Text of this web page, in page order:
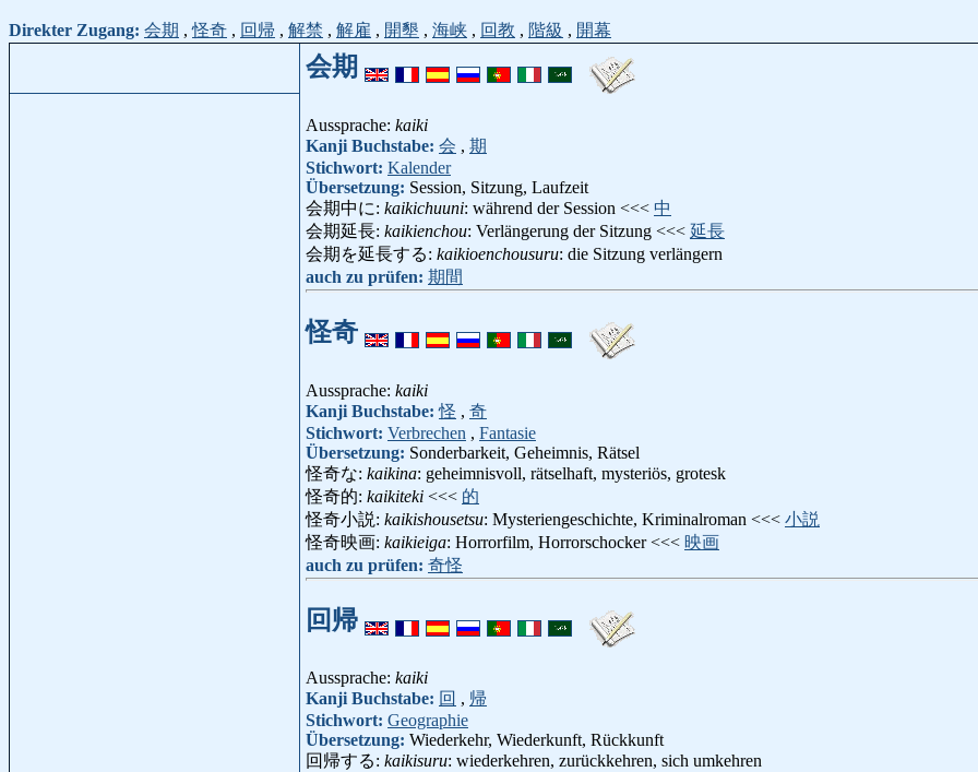
Direkter Zugang: 会期 ,怪奇 , 回帰 , 解禁 , 解雇 , 開墾 , 海峡 , 回教 , 階級 , 開幕
会期
Aussprache: kaiki
Kanji Buchstabe: 会 , 期
Stichwort: Kalender
Übersetzung: Session, Sitzung, Laufzeit
会期中に: kaikichuuni: während der Session <<< 中
会期延長: kaikienchou: Verlängerung der Sitzung <<< 延長
会期を延長する: kaikioenchousuru: die Sitzung verlängern
auch zu prüfen: 期間
怪奇
Aussprache: kaiki
Kanji Buchstabe:怪 , 奇
Stichwort: Verbrechen , Fantasie
Übersetzung: Sonderbarkeit, Geheimnis, Rätsel
怪奇な: kaikina: geheimnisvoll, rätselhaft, mysteriös, grotesk
怪奇的: kaikiteki <<< 的
怪奇小説: kaikishousetsu: Mysteriengeschichte, Kriminalroman <<< 小説
怪奇映画: kaikieiga: Horrorfilm, Horrorschocker <<< 映画
auch zu prüfen: 奇怪
回帰
Aussprache: kaiki
Kanji Buchstabe: 回 , 帰
Stichwort: Geographie
Übersetzung: Wiederkehr, Wiederkunft, Rückkunft
回帰する: kaikisuru: wiederkehren, zurückkehren, sich umkehren